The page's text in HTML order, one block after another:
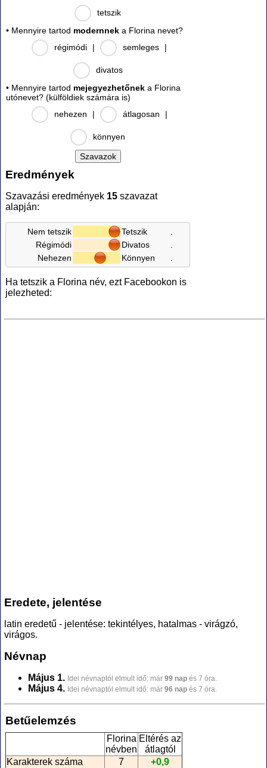
tetszik
• Mennyire tartod modernnek a Florina nevet?
régimódi
| semleges |
divatos
• Mennyire tartod mejegyezhetőnek a Florina
utónevet? (külföldiek számára is)
nehezen
| átlagosan |
könnyen
Eredmények
Szavazási eredmények 15 szavazat
alapján:
Nem tetszik Tetszik
Régimódi
Divatos
Nehezen
Könnyen
Ha tetszik a Florina név, ezt Facebookon is
jelezheted:
Eredete, jelentése
latin eredetű - jelentése: tekintélyes, hatalmas - virágzó,
virágos.
Névnap
Május 1. Idei névnaptól elmult idő: már 99 nap és 7 óra.
Május 4. Idei névnaptól elmult idő: már 96 nap és 7 óra.
Betűelemzés
Florina
névben
Eltérés az
átlagtól
Karakterek száma
7
+0,9